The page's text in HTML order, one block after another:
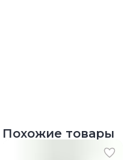
Похожие товары